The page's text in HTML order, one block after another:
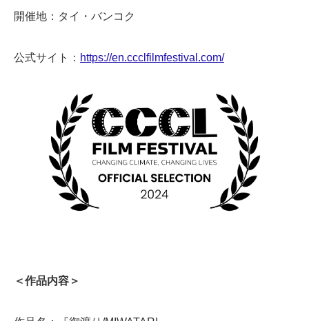
開催地：タイ・バンコク
公式サイト： https://en.ccclfilmfestival.com/
＜作品内容＞